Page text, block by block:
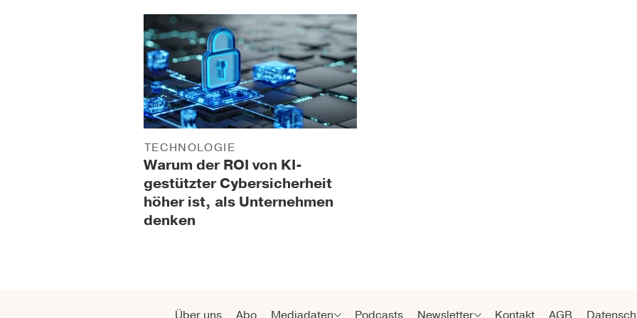
Warum der ROI von KI-
gestützter Cybersicherheit
höher ist, als Unternehmen
denken
TECHNOLOGIE